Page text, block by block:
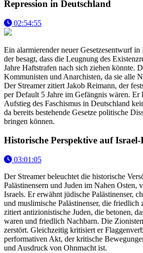
Repression in Deutschland
02:54:55
Ein alarmierender neuer Gesetzesentwurf
der besagt, dass die Leugnung des
Jahre Haftstrafen nach sich ziehen könnte.
Kommunisten und Anarchisten, da sie alle
Der Streamer zitiert Jakob Reimann, der
per Default 5 Jahre im Gefängnis wären. Er
Aufstieg des Faschismus in Deutschland
da bereits bestehende Gesetze politische
bringen können.
Historische Perspektive auf
03:01:05
Der Streamer beleuchtet die historische
Palästinensern und Juden im Nahen Osten,
Israels. Er erwähnt jüdische Palästinenser,
und muslimische Palästinenser, die friedlich
zitiert antizionistische Juden, die betonen,
waren und friedlich Nachbarn. Die
zerstört. Gleichzeitig kritisiert er
performativen Akt, der kritische
und Ausdruck von Ohnmacht ist.